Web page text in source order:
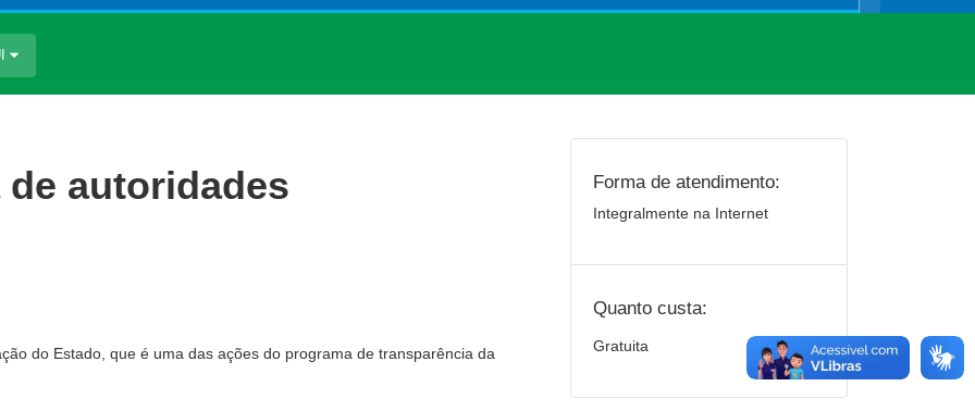
autoridades
do Estado, que é uma das ações do programa de transparência da
Forma de atendimento:
Integralmente na Internet
Quanto custa:
Gratuita